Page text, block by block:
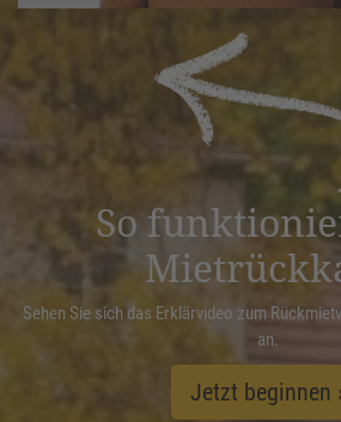
powered by
Management Platform
So
Sehen Sie sich das Erklärvideo zum
an.
Jetzt beginnen